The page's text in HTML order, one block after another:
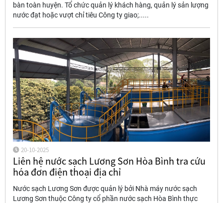
bàn toàn huyện. Tổ chức quản lý khách hàng, quản lý sản lượng
nước đạt hoặc vượt chỉ tiêu Công ty giao;.....
20-10-2025
Liên hệ nước sạch Lương Sơn Hòa Bình tra cứu
hóa đơn điện thoại địa chỉ
Nước sạch Lương Sơn được quản lý bởi Nhà máy nước sạch
Lương Sơn thuộc Công ty cổ phần nước sạch Hòa Bình thực